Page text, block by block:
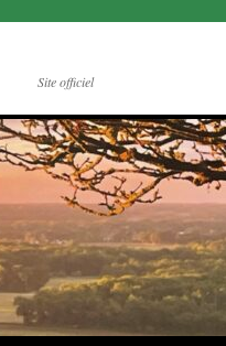
Site officiel